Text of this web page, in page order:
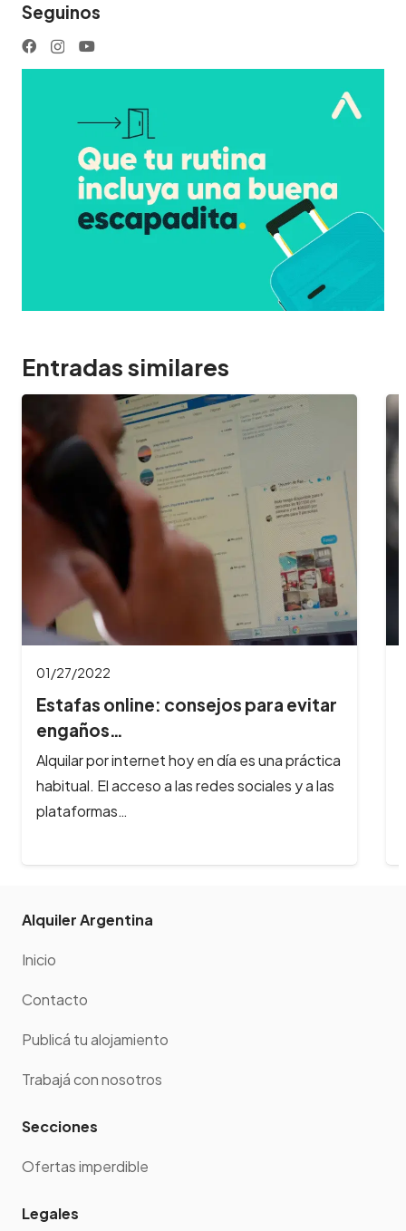
Seguinos
Entradas similares
01/27/2022
Estafas online: consejos para evitar
engaños…
Alquilar por internet hoy en día es una práctica
habitual. El acceso a las redes sociales y a las
plataformas…
Alquiler Argentina
Inicio
Contacto
Publicá tu alojamiento
Trabajá con nosotros
Secciones
Ofertas imperdible
Legales